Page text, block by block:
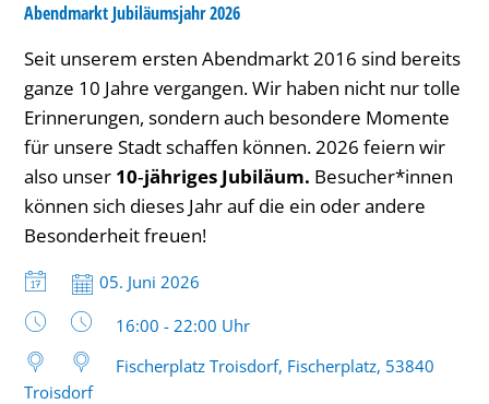
Abendmarkt Jubiläumsjahr 2026
Seit unserem ersten Abendmarkt 2016 sind bereits
ganze 10 Jahre vergangen. Wir haben nicht nur tolle
Erinnerungen, sondern auch besondere Momente
für unsere Stadt schaffen können. 2026 feiern wir
also unser 10‑jähriges Jubiläum. Besucher*innen
können sich dieses Jahr auf die ein oder andere
Besonderheit freuen!
Datum:
05. Juni 2026
Uhrzeit:
16:00 - 22:00 Uhr
Fischerplatz Troisdorf, Fischerplatz, 53840
Troisdorf